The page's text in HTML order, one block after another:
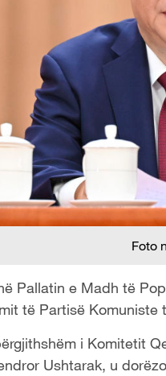
Foto
Pallatin e Madh të
të Partisë Komuniste
i Komitetit
Ushtarak, u